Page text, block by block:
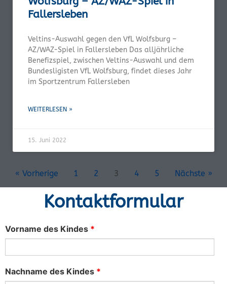
Fallersleben
Veltins-Auswahl gegen den VfL Wolfsburg –
AZ/WAZ-Spiel in Fallersleben Das alljährliche
Benefizspiel, zwischen Veltins-Auswahl und dem
Bundesligisten VfL Wolfsburg, findet dieses Jahr
im Sportzentrum Fallersleben
WEITERLESEN »
15. Juni 2022
« Vorherige 1 2 3 4 5 Nächste »
Kontaktformular
Vorname des Kindes *
Nachname des Kindes *